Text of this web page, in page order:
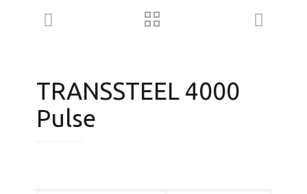
TRANSSTEEL 4000
Pulse